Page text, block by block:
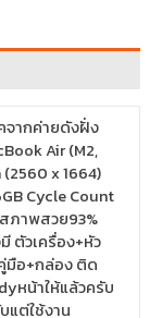
จากค่ายดังฝั่ง
Air (M2,
x 1664)
Cycle Count
ภาพสวย93%
ตัวเครื่อง+หัว
มือ+กล่อง ติด
หน้าให้แล้วครับ
แต่ใช้งาน